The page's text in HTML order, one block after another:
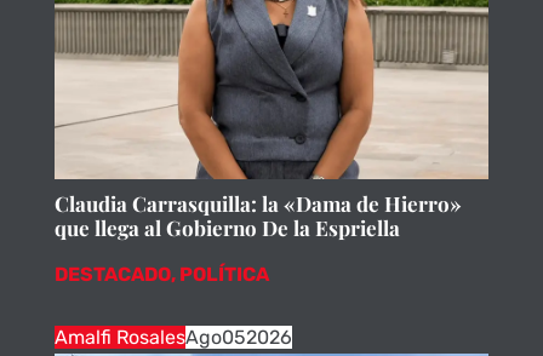
Claudia Carrasquilla: la «Dama de Hierro»
que llega al Gobierno De la Espriella
DESTACADO, POLÍTICA
Amalfi RosalesAgo052026